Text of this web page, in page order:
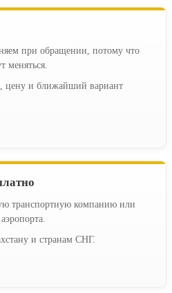
при обращении, потому что
меняться.
цену и ближайший вариант
транспортную компанию или
и странам СНГ.